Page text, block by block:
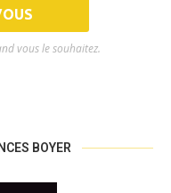
vous le souhaitez.
BOYER